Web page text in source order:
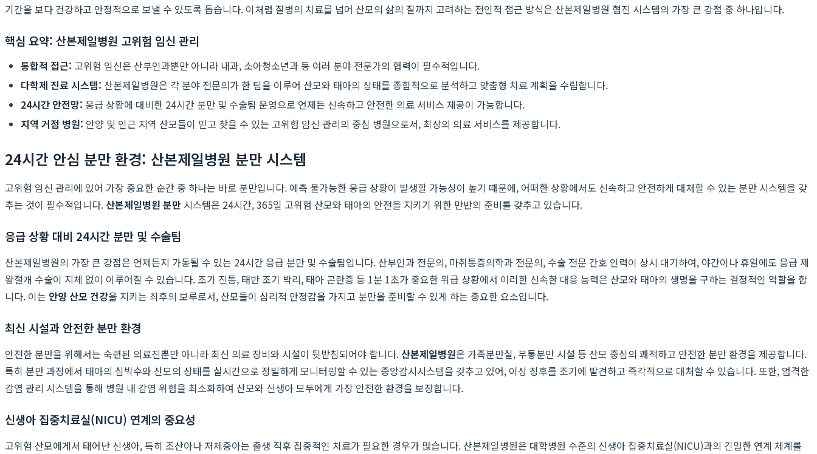
기간을 보다 건강하고 안정적으로 보낼 수 있도록 돕습니다. 이처럼 질병의 치료를 넘어 산모의 삶의 질까지 고려하는 전인적 접근 방식은 산본제일병원 협진 시스템의 가장 큰 강점 중 하나입니다.
핵심 요약: 산본제일병원 고위험 임신 관리
통합적 접근: 고위험 임신은 산부인과뿐만 아니라 내과, 소아청소년과 등 여러 분야 전문가의 협력이 필수적입니다.
다학제 진료 시스템: 산본제일병원은 각 분야 전문의가 한 팀을 이루어 산모와 태아의 상태를 종합적으로 분석하고 맞춤형 치료 계획을 수립합니다.
24시간 안전망: 응급 상황에 대비한 24시간 분만 및 수술팀 운영으로 언제든 신속하고 안전한 의료 서비스 제공이 가능합니다.
지역 거점 병원: 안양 및 인근 지역 산모들이 믿고 찾을 수 있는 고위험 임신 관리의 중심 병원으로서, 최상의 의료 서비스를 제공합니다.
24시간 안심 분만 환경: 산본제일병원 분만 시스템
고위험 임신 관리에 있어 가장 중요한 순간 중 하나는 바로 분만입니다. 예측 불가능한 응급 상황이 발생할 가능성이 높기 때문에, 어떠한 상황에서도 신속하고 안전하게 대처할 수 있는 분만 시스템을 갖
추는 것이 필수적입니다. 산본제일병원 분만 시스템은 24시간, 365일 고위험 산모와 태아의 안전을 지키기 위한 만반의 준비를 갖추고 있습니다.
응급 상황 대비 24시간 분만 및 수술팀
산본제일병원의 가장 큰 강점은 언제든지 가동될 수 있는 24시간 응급 분만 및 수술팀입니다. 산부인과 전문의, 마취통증의학과 전문의, 수술 전문 간호 인력이 상시 대기하여, 야간이나 휴일에도 응급 제
왕절개 수술이 지체 없이 이루어질 수 있습니다. 조기 진통, 태반 조기 박리, 태아 곤란증 등 1분 1초가 중요한 위급 상황에서 이러한 신속한 대응 능력은 산모와 태아의 생명을 구하는 결정적인 역할을 합
니다. 이는 안양 산모 건강을 지키는 최후의 보루로서, 산모들이 심리적 안정감을 가지고 분만을 준비할 수 있게 하는 중요한 요소입니다.
최신 시설과 안전한 분만 환경
안전한 분만을 위해서는 숙련된 의료진뿐만 아니라 최신 의료 장비와 시설이 뒷받침되어야 합니다. 산본제일병원은 가족분만실, 무통분만 시설 등 산모 중심의 쾌적하고 안전한 분만 환경을 제공합니다.
특히 분만 과정에서 태아의 심박수와 산모의 상태를 실시간으로 정밀하게 모니터링할 수 있는 중앙감시시스템을 갖추고 있어, 이상 징후를 조기에 발견하고 즉각적으로 대처할 수 있습니다. 또한, 엄격한
감염 관리 시스템을 통해 병원 내 감염 위험을 최소화하여 산모와 신생아 모두에게 가장 안전한 환경을 보장합니다.
신생아 집중치료실(NICU) 연계의 중요성
고위험 산모에게서 태어난 신생아, 특히 조산아나 저체중아는 출생 직후 집중적인 치료가 필요한 경우가 많습니다. 산본제일병원은 대학병원 수준의 신생아 집중치료실(NICU)과의 긴밀한 연계 체계를